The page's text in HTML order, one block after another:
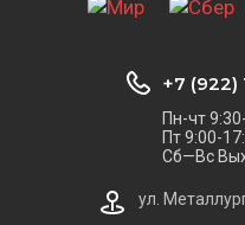
+7 (922)
Пн-чт
Пт 9:00-
Сб—Вс
ул.